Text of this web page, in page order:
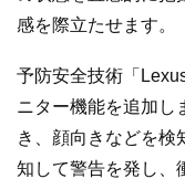
感を際立たせます。
予防安全技術「
ニター機能を追加し
き、顔向きなどを検
知して警告を発し、